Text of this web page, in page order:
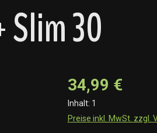
Slim 30
34,99 €
Inhalt: 1
Preise inkl. MwSt. zzgl.